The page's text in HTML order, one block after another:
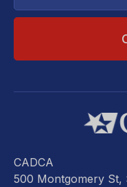
CADCA
500 Montgomery St,